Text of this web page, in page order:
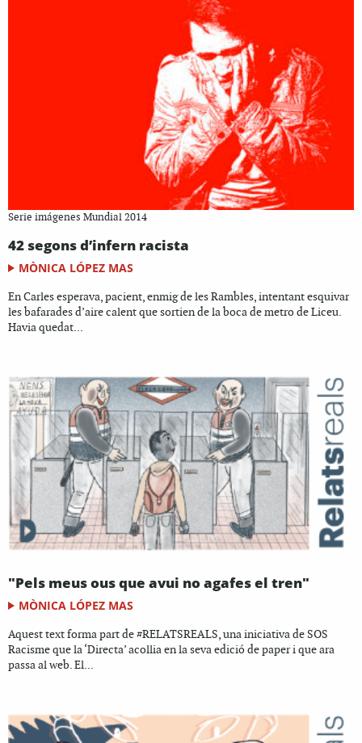
Serie imágenes Mundial 2014
42 segons d’infern racista
MÒNICA LÓPEZ MAS
En Carles esperava, pacient, enmig de les Rambles, intentant esquivar
les bafarades d’aire calent que sortien de la boca de metro de Liceu.
Havia quedat...
"Pels meus ous que avui no agafes el tren"
MÒNICA LÓPEZ MAS
Aquest text forma part de #RELATSREALS, una iniciativa de SOS
Racisme que la ‘Directa’ acollia en la seva edició de paper i que ara
passa al web. El...